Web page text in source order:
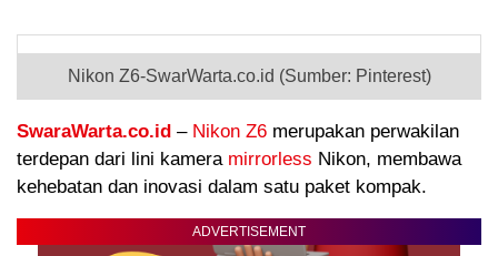
Nikon Z6-SwarWarta.co.id (Sumber: Pinterest)
SwaraWarta.co.id – Nikon Z6 merupakan perwakilan
terdepan dari lini kamera mirrorless Nikon, membawa
kehebatan dan inovasi dalam satu paket kompak.
ADVERTISEMENT